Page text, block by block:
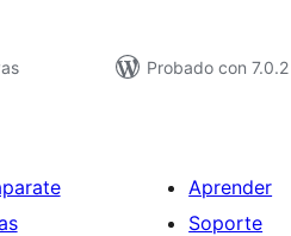
Probado con 7.0.2
Aprender
Soporte